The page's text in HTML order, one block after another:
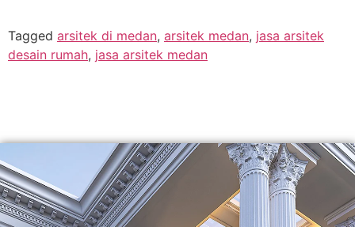
Tagged arsitek di medan, arsitek medan, jasa arsitek
desain rumah, jasa arsitek medan